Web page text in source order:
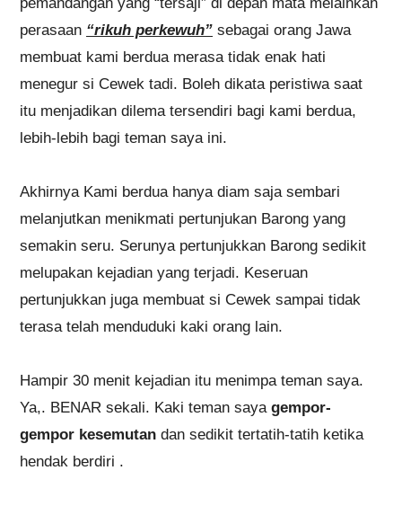
perasaan “rikuh perkewuh” sebagai orang Jawa
membuat kami berdua merasa tidak enak hati
menegur si Cewek tadi. Boleh dikata peristiwa saat
itu menjadikan dilema tersendiri bagi kami berdua,
lebih-lebih bagi teman saya ini.
Akhirnya Kami berdua hanya diam saja sembari
melanjutkan menikmati pertunjukan Barong yang
semakin seru. Serunya pertunjukkan Barong sedikit
melupakan kejadian yang terjadi. Keseruan
pertunjukkan juga membuat si Cewek sampai tidak
terasa telah menduduki kaki orang lain.
Hampir 30 menit kejadian itu menimpa teman saya.
Ya,. BENAR sekali. Kaki teman saya gempor-
gempor kesemutan dan sedikit tertatih-tatih ketika
hendak berdiri .